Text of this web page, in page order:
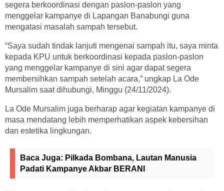
segera berkoordinasi dengan paslon-paslon yang
menggelar kampanye di Lapangan Banabungi guna
mengatasi masalah sampah tersebut.
“Saya sudah tindak lanjuti mengenai sampah itu, saya minta
kepada KPU untuk berkoordinasi kepada paslon-paslon
yang menggelar kampanye di sini agar dapat segera
membersihkan sampah setelah acara,” ungkap La Ode
Mursalim saat dihubungi, Minggu (24/11/2024).
La Ode Mursalim juga berharap agar kegiatan kampanye di
masa mendatang lebih memperhatikan aspek kebersihan
dan estetika lingkungan.
Baca Juga: Pilkada Bombana, Lautan Manusia
Padati Kampanye Akbar BERANI